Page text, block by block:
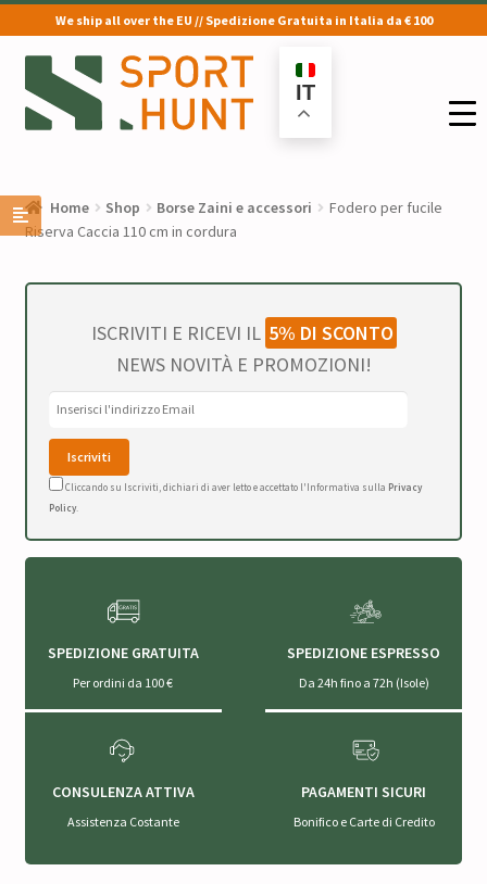
We ship all over the EU // Spedizione Gratuita in Italia da € 100
Vai
alla
navigazione
Vai
al
contenuto
IT
Home Shop Borse Zaini e accessori
Fodero per fucile
Riserva Caccia 110 cm in cordura
ISCRIVITI E RICEVI IL 5% DI SCONTO
NEWS NOVITÀ E PROMOZIONI!
Cliccando su Iscriviti, dichiari di aver letto e accettato l'Informativa sulla Privacy
Policy.
SPEDIZIONE GRATUITA
Per ordini da 100 €
SPEDIZIONE ESPRESSO
Da 24h fino a 72h (Isole)
CONSULENZA ATTIVA
Assistenza Costante
PAGAMENTI SICURI
Bonifico e Carte di Credito